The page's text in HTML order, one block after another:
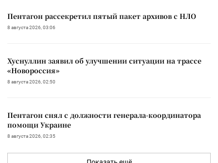
Пентагон рассекретил пятый пакет архивов с НЛО
8 августа 2026, 03:06
Хуснуллин заявил об улучшении ситуации на трассе
«Новороссия»
8 августа 2026, 02:50
Пентагон снял с должности генерала-координатора
помощи Украине
8 августа 2026, 02:35